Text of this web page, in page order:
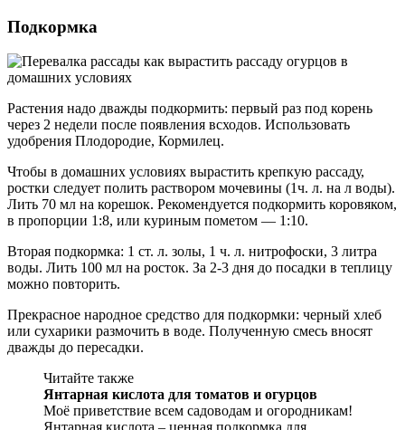
Подкормка
Растения надо дважды подкормить: первый раз под корень
через 2 недели после появления всходов. Использовать
удобрения Плодородие, Кормилец.
Чтобы в домашних условиях вырастить крепкую рассаду,
ростки следует полить раствором мочевины (1ч. л. на л воды).
Лить 70 мл на корешок. Рекомендуется подкормить коровяком,
в пропорции 1:8, или куриным пометом — 1:10.
Вторая подкормка: 1 ст. л. золы, 1 ч. л. нитрофоски, 3 литра
воды. Лить 100 мл на росток. За 2-3 дня до посадки в теплицу
можно повторить.
Прекрасное народное средство для подкормки: черный хлеб
или сухарики размочить в воде. Полученную смесь вносят
дважды до пересадки.
Читайте также
Янтарная кислота для томатов и огурцов
Моё приветствие всем садоводам и огородникам!